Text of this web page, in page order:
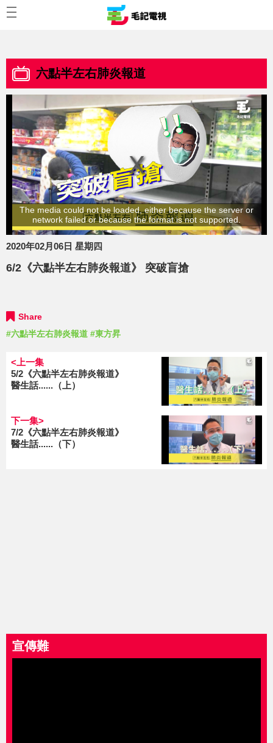
六點半左右肺炎報道
The media could not be loaded, either because the server or
network failed or because the format is not supported.
2020年02月06日 星期四
6/2《六點半左右肺炎報道》 突破盲搶
Share
#六點半左右肺炎報道 #東方昇
<上一集
5/2《六點半左右肺炎報道》
醫生話......（上）
下一集>
7/2《六點半左右肺炎報道》
醫生話......（下）
宣傳難